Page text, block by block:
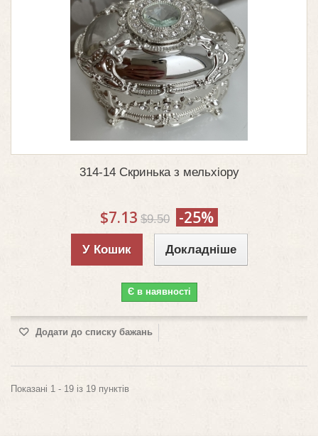
314-14 Скринька з мельхіору
$7.13 $9.50 -25%
У Кошик Докладніше
Є в наявності
Додати до списку бажань
Показані 1 - 19 із 19 пунктів